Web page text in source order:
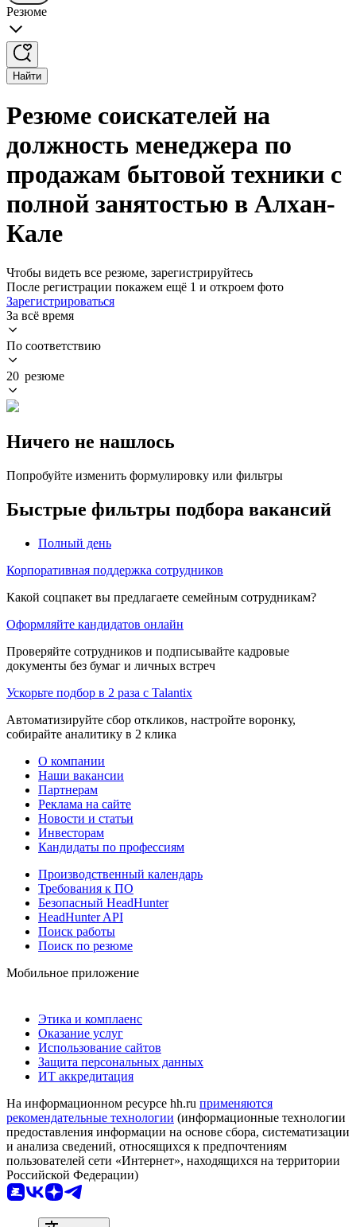
Резюме
Найти
Резюме соискателей на
должность менеджера по
продажам бытовой техники с
полной занятостью в Алхан-
Кале
Чтобы видеть все резюме, зарегистрируйтесь
После регистрации покажем ещё 1 и откроем фото
Зарегистрироваться
За всё время
По соответствию
20 резюме
Ничего не нашлось
Попробуйте изменить формулировку или фильтры
Быстрые фильтры подбора вакансий
Полный день
Корпоративная поддержка сотрудников
Какой соцпакет вы предлагаете семейным сотрудникам?
Оформляйте кандидатов онлайн
Проверяйте сотрудников и подписывайте кадровые
документы без бумаг и личных встреч
Ускорьте подбор в 2 раза с Talantix
Автоматизируйте сбор откликов, настройте воронку,
собирайте аналитику в 2 клика
О компании
Наши вакансии
Партнерам
Реклама на сайте
Новости и статьи
Инвесторам
Кандидаты по профессиям
Производственный календарь
Требования к ПО
Безопасный HeadHunter
HeadHunter API
Поиск работы
Поиск по резюме
Мобильное приложение
Этика и комплаенс
Оказание услуг
Использование сайтов
Защита персональных данных
ИТ аккредитация
На информационном ресурсе hh.ru применяются
рекомендательные технологии (информационные технологии
предоставления информации на основе сбора, систематизации
и анализа сведений, относящихся к предпочтениям
пользователей сети «Интернет», находящихся на территории
Российской Федерации)